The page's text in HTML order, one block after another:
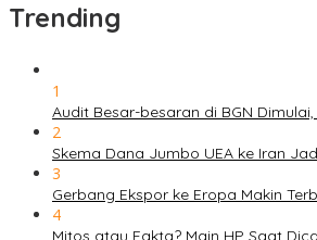
Trending
1
Audit Besar-besaran di BGN
2
Skema Dana Jumbo UEA ke Iran
3
Gerbang Ekspor ke Eropa Makin
4
Mitos atau Fakta? Main HP Saat